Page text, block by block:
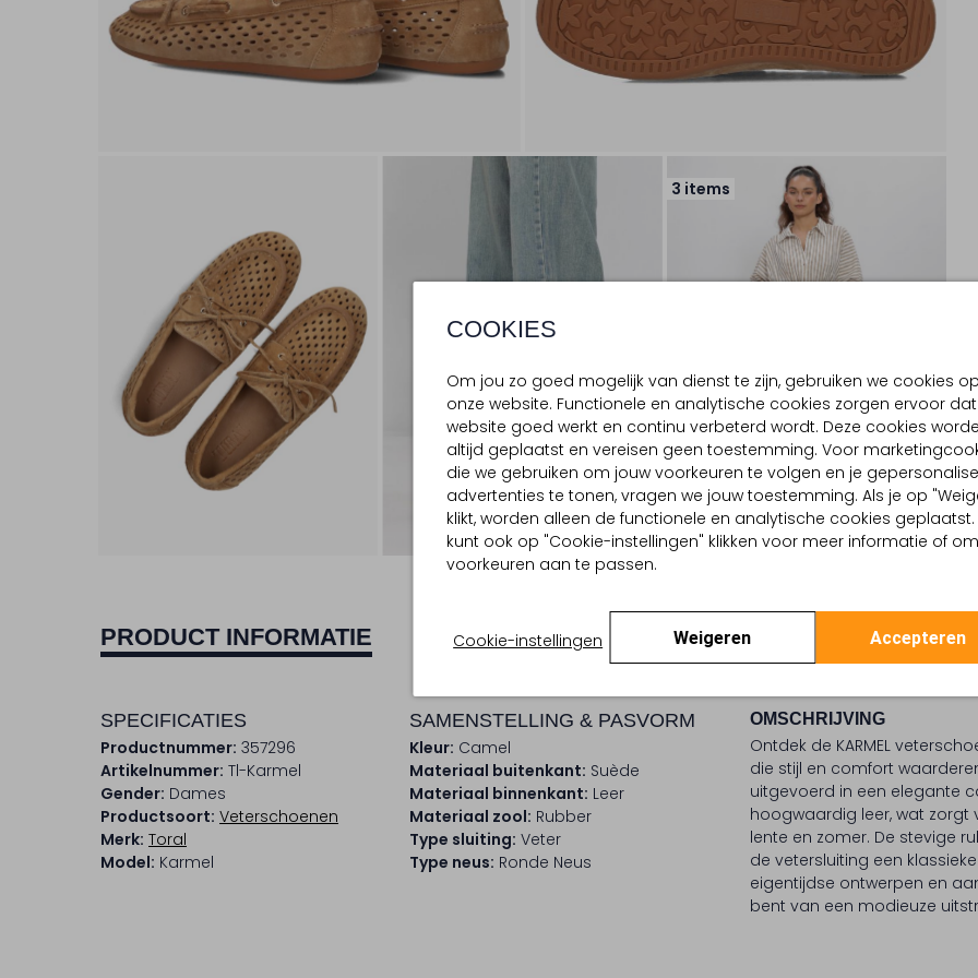
COOKIES
Om jou zo goed mogelijk van dienst te zijn, gebruiken we cookies op
onze website. Functionele en analytische cookies zorgen ervoor
website goed werkt en continu verbeterd wordt. Deze cookies
altijd geplaatst en vereisen geen toestemming. Voor
die we gebruiken om jouw voorkeuren te volgen en je
advertenties te tonen, vragen we jouw toestemming. Als je op
klikt, worden alleen de functionele en analytische cookies geplaatst.
kunt ook op "Cookie-instellingen" klikken voor meer informatie of
voorkeuren aan te passen.
Cookie-instellingen Weigeren Accepteren
3 items
Ontdek de look
PRODUCT INFORMATIE BEZORGEN & RETOURNEREN
SPECIFICATIES
Productnummer: 357296
Artikelnummer: Tl-Karmel
Gender: Dames
Productsoort: Veterschoenen
Merk: Toral
Model: Karmel
SAMENSTELLING & PASVORM
Kleur: Camel
Materiaal buitenkant: Suède
Materiaal binnenkant: Leer
Materiaal zool: Rubber
Type sluiting: Veter
Type neus: Ronde Neus
OMSCHRIJVING
Ontdek de KARMEL
die stijl en comfort
uitgevoerd in een elegante
hoogwaardig leer, wat
lente en zomer. De stevige
de vetersluiting een
eigentijdse ontwerpen en
bent van een modieuze